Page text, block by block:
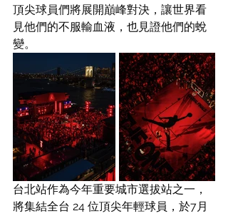
頂尖球員們將展開巔峰對決，讓世界看
見他們的不服輸血液，也見證他們的蛻
變。
台北站作為今年重要城市選拔站之一，
將集結全台 24 位頂尖年輕球員，於7月